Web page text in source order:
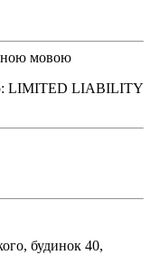
мовою
LIMITED LIABILITY
будинок 40,